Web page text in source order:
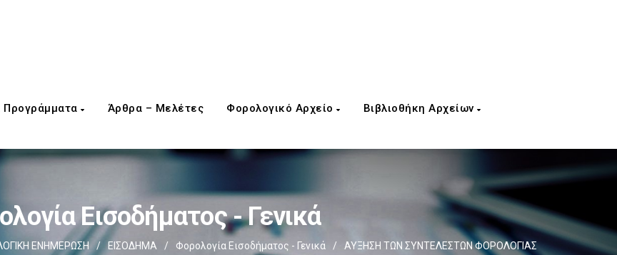
Προγράμματα Άρθρα – Μελέτες Φορολογικό Αρχείο Βιβλιοθήκη Αρχείων
Εισοδήματος - Γενικά
ΕΝΗΜΕΡΩΣΗ / ΕΙΣΟΔΗΜΑ / Φορολογία Εισοδήματος - Γενικά /
ΑΥΞΗΣΗ ΤΩΝ ΣΥΝΤΕΛΕΣΤΩΝ ΦΟΡΟΛΟΓΙΑΣ